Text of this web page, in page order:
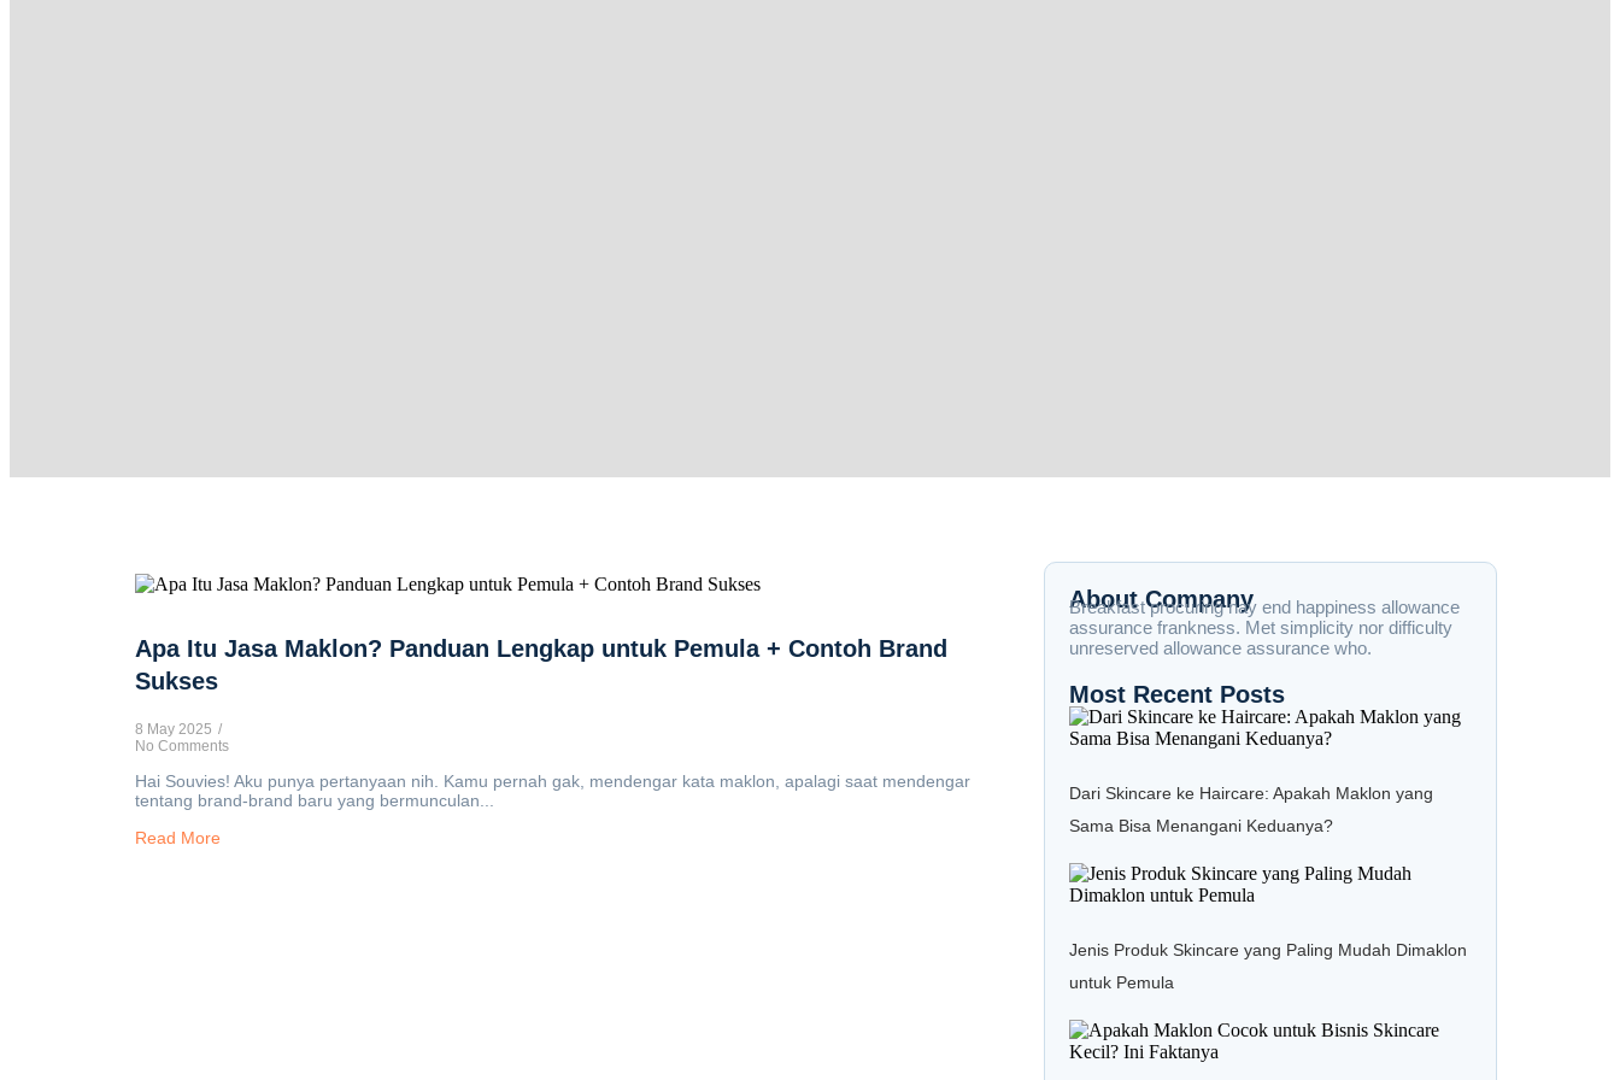
Apa Itu Jasa Maklon? Panduan Lengkap untuk Pemula + Contoh Brand
Sukses
8 May 2025 /
No Comments
Hai Souvies! Aku punya pertanyaan nih. Kamu pernah gak, mendengar kata maklon, apalagi saat mendengar
tentang brand-brand baru yang bermunculan...
Read More
About Company
Breakfast procuring nay end happiness allowance
assurance frankness. Met simplicity nor difficulty
unreserved allowance assurance who.
Most Recent Posts
Dari Skincare ke Haircare: Apakah Maklon yang
Sama Bisa Menangani Keduanya?
Jenis Produk Skincare yang Paling Mudah Dimaklon
untuk Pemula